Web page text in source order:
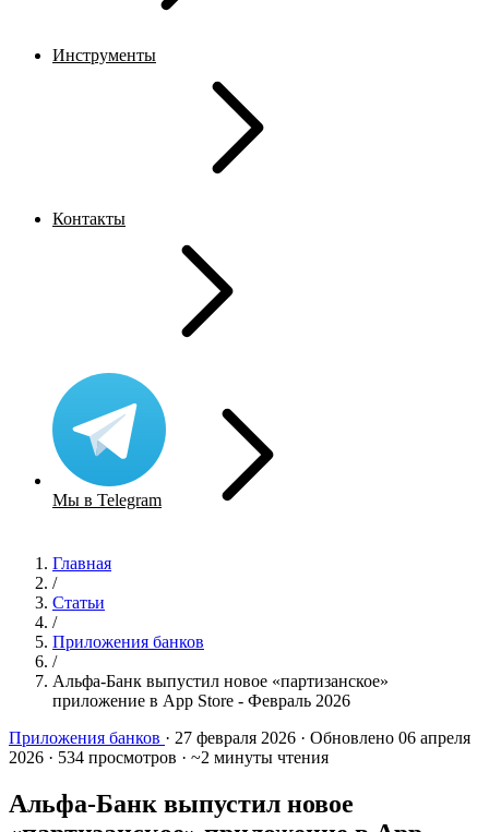
Инструменты
Контакты
Мы в Telegram
Главная
/
Статьи
/
Приложения банков
/
Альфа-Банк выпустил новое «партизанское»
приложение в App Store - Февраль 2026
Приложения банков · 27 февраля 2026 · Обновлено 06 апреля
2026 · 534 просмотров · ~2 минуты чтения
Альфа-Банк выпустил новое